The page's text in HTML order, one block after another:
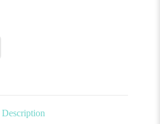
Description